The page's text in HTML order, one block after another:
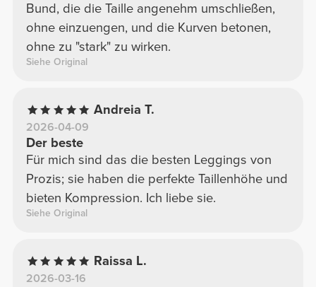
Bund, die die Taille angenehm umschließen,
ohne einzuengen, und die Kurven betonen,
ohne zu "stark" zu wirken.
Siehe Original
Andreia T.
2026-04-09
Der beste
Für mich sind das die besten Leggings von
Prozis; sie haben die perfekte Taillenhöhe und
bieten Kompression. Ich liebe sie.
Siehe Original
Raissa L.
2026-03-16